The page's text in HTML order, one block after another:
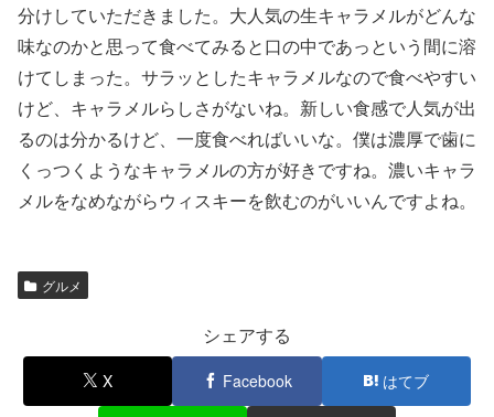
分けしていただきました。大人気の生キャラメルがどんな
味なのかと思って食べてみると口の中であっという間に溶
けてしまった。サラッとしたキャラメルなので食べやすい
けど、キャラメルらしさがないね。新しい食感で人気が出
るのは分かるけど、一度食べればいいな。僕は濃厚で歯に
くっつくようなキャラメルの方が好きですね。濃いキャラ
メルをなめながらウィスキーを飲むのがいいんですよね。
グルメ
シェアする
X Facebook はてブ